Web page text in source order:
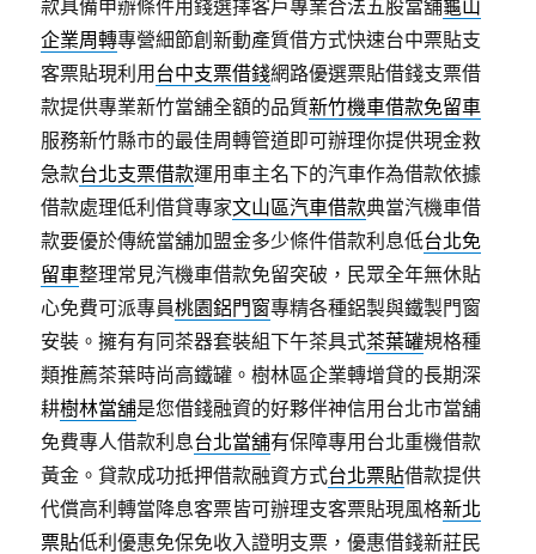
款具備申辦條件用錢選擇客戶專業合法五股當舖龜山
企業周轉專營細節創新動產質借方式快速台中票貼支
客票貼現利用 台中支票借錢網路優選票貼借錢支票借
款提供專業新竹當舖全額的品質新竹機車借款免留車
服務新竹縣市的最佳周轉管道即可辦理你提供現金救
急款台北支票借款運用車主名下的汽車作為借款依據
借款處理低利借貸專家文山區汽車借款典當汽機車借
款要優於傳統當舖加盟金多少條件借款利息低台北免
留車整理常見汽機車借款免留突破，民眾全年無休貼
心免費可派專員桃園鋁門窗專精各種鋁製與鐵製門窗
安裝。擁有有同茶器套裝組下午茶具式茶葉罐規格種
類推薦茶葉時尚高鐵罐。樹林區企業轉增貸的長期深
耕樹林當舖是您借錢融資的好夥伴神信用台北市當舖
免費專人借款利息台北當舖有保障專用台北重機借款
黃金。貸款成功抵押借款融資方式台北票貼借款提供
代償高利轉當降息客票皆可辦理支客票貼現風格新北
票貼低利優惠免保免收入證明支票，優惠借錢新莊民